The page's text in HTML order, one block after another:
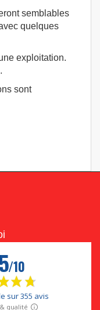
semblables
quelques
exploitation.
sont